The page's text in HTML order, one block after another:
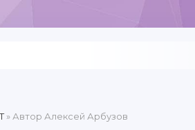
» Автор Алексей Арбузов